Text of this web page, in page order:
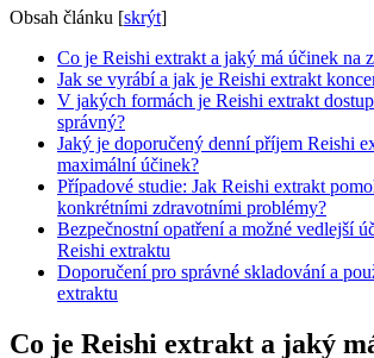
Obsah článku [skrýt]
Co je Reishi extrakt a jaký má účinek na
Jak se vyrábí a jak je Reishi extrakt
V jakých formách je Reishi extrakt
správný?
Jaký je doporučený denní příjem Reishi
maximální účinek?
Případové studie: Jak Reishi extrakt
konkrétními zdravotními problémy?
Bezpečnostní opatření a možné vedlejší
Reishi extraktu
Doporučení pro správné skladování a
extraktu
Co je Reishi extrakt a jaký